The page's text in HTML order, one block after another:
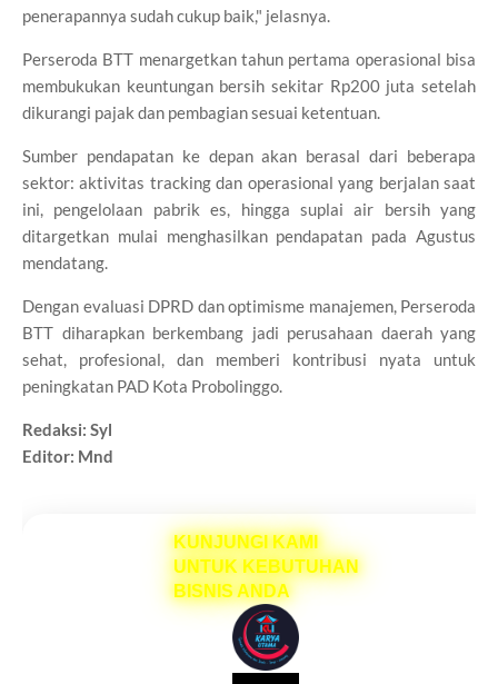
penerapannya sudah cukup baik," jelasnya.
Perseroda BTT menargetkan tahun pertama operasional bisa
membukukan keuntungan bersih sekitar Rp200 juta setelah
dikurangi pajak dan pembagian sesuai ketentuan.
Sumber pendapatan ke depan akan berasal dari beberapa
sektor: aktivitas tracking dan operasional yang berjalan saat
ini, pengelolaan pabrik es, hingga suplai air bersih yang
ditargetkan mulai menghasilkan pendapatan pada Agustus
mendatang.
Dengan evaluasi DPRD dan optimisme manajemen, Perseroda
BTT diharapkan berkembang jadi perusahaan daerah yang
sehat, profesional, dan memberi kontribusi nyata untuk
peningkatan PAD Kota Probolinggo.
Redaksi: Syl
Editor: Mnd
KUNJUNGI KAMI
UNTUK KEBUTUHAN
BISNIS ANDA